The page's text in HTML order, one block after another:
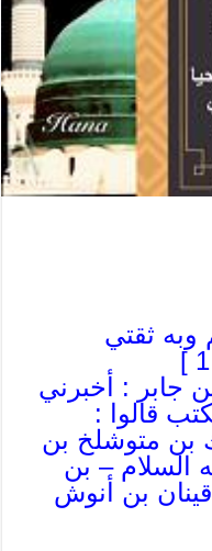
وبه ثقتي
جابر : أخبرني
قالوا :
بن متوشلخ بن
السلام – بن
[ 2 ] بن قينان بن أنوش